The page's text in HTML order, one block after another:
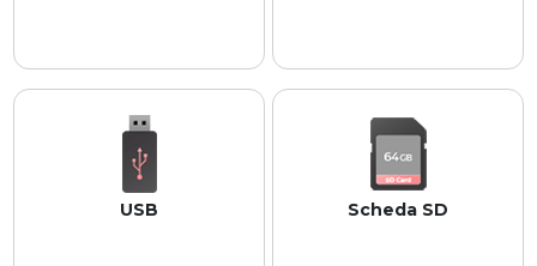
USB Scheda SD